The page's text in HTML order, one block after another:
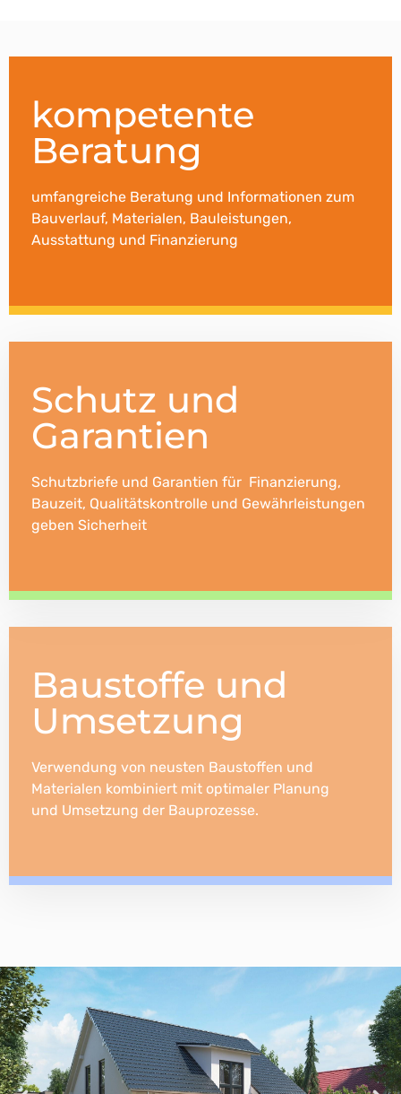
kompetente
Beratung
umfangreiche Beratung und Informationen zum
Bauverlauf, Materialen, Bauleistungen,
Ausstattung und Finanzierung
Schutz und
Garantien
Schutzbriefe und Garantien für Finanzierung,
Bauzeit, Qualitätskontrolle und Gewährleistungen
geben Sicherheit
Baustoffe und
Umsetzung
Verwendung von neusten Baustoffen und
Materialen kombiniert mit optimaler Planung
und Umsetzung der Bauprozesse.